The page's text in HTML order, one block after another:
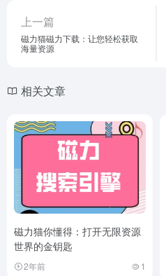
上一篇
磁力猫磁力下载：让您轻松获取
海量资源
相关文章
磁力猫你懂得：打开无限资源
世界的金钥匙
2年前 1